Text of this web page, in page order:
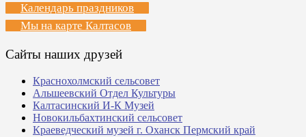
Календарь праздников
Мы на карте Калтасов
Сайты наших друзей
Краснохолмский сельсовет
Альшеевский Отдел Культуры
Калтасинский И-К Музей
Новокильбахтинский сельсовет
Краеведческий музей г. Оханск Пермский край